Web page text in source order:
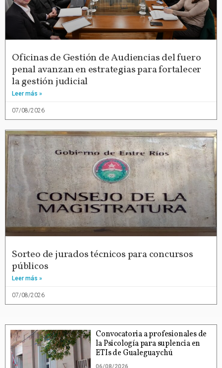
Oficinas de Gestión de Audiencias del fuero
penal avanzan en estrategias para fortalecer
la gestión judicial
Leer más »
07/08/2026
Sorteo de jurados técnicos para concursos
públicos
Leer más »
07/08/2026
Convocatoria a profesionales de
la Psicología para suplencia en
ETIs de Gualeguaychú
06/08/2026